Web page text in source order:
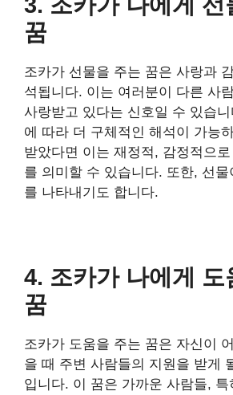
꿈
조카가 선물을 주는 꿈은 사랑과
석됩니다. 이는 여러분이 다른 사
사랑받고 있다는 신호일 수 있습
에 따라 더 구체적인 해석이 가능
받았다면 이는 재정적, 감정적으
를 의미할 수 있습니다. 또한, 선물
를 나타내기도 합니다.
4. 조카가 나에게 도
꿈
조카가 도움을 주는 꿈은 자신이
을 때 주변 사람들의 지원을 받게
입니다. 이 꿈은 가까운 사람들, 특